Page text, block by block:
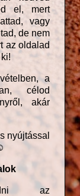
el, mert
vagy
de nem
az oldalad
a
célod
akár
nyújtással
az